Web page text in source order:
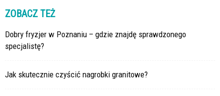
ZOBACZ TEŻ
Dobry fryzjer w Poznaniu – gdzie znajdę sprawdzonego
specjalistę?
Jak skutecznie czyścić nagrobki granitowe?